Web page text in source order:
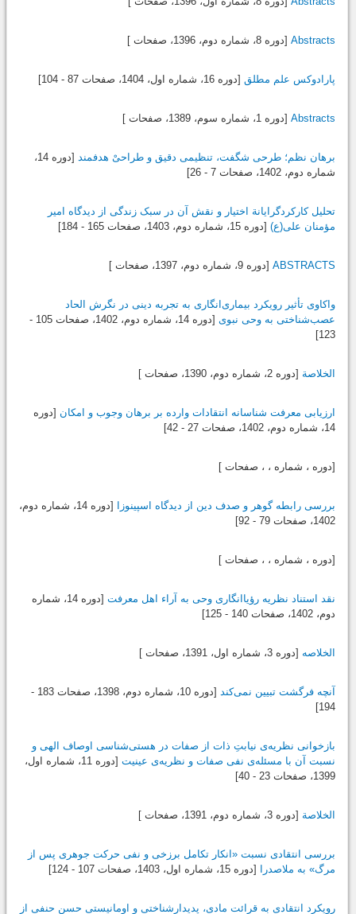
Abstracts [دوره 8، شماره دوم، 1396، صفحات ]
پارادوکس علم مطلق [دوره 16، شماره اول، 1404، صفحات 87 - 104]
Abstracts [دوره 1، شماره سوم، 1389، صفحات ]
برهان نظم؛ طرحی شگفت، تنظیمی دقیق و طراحیْ هدفمند
[دوره 14،
شماره دوم، 1402، صفحات 7 - 26]
تحلیل کارکردگرایانة اختیار و نقش آن در سبک زندگی از دیدگاه امیر
مؤمنان علی(ع) [دوره 15، شماره دوم، 1403، صفحات 165 - 184]
ABSTRACTS [دوره 9، شماره دوم، 1397، صفحات ]
واکاوی تأثیر رویکرد بیماری‌انگاری به تجربه دینی در نگرش الحاد
عصب‌شناختی به وحی نبوی [دوره 14، شماره دوم، 1402
، صفحات 105 -
123]
الخلاصة [دوره 2، شماره دوم، 1390، صفحات ]
ارزیابی معرفت شناسانه انتقادات وارده بر برهان وجوب و امکان [دوره
14، شماره دوم،
1402، صفحات 27 - 42]
[دوره ، شماره ، ، صفحات ]
بررسی رابطه گوهر و صدف دین از دیدگاه اسپینوزا [دوره 14، شماره دوم،
1402، صفحات 79 - 92]
[دوره ، شماره ، ، صفحات ]
نقد استناد نظریه رؤیاانگاری وحی به آراء اهل معرفت
[دوره 14، شماره
دوم، 1402، صفحات 140 - 125]
الخلاصه [دوره 3، شماره اول، 1391، صفحات ]
آنچه فرگشت تبیین نمی‌کند [دوره 10، شماره دوم، 1398
، صفحات 183 -
194]
بازخوانی نظریه‌ی نیابتِ ذات از صفات در هستی‌شناسی اوصاف الهی و
نسبت آن با مسئله‌ی نفی صفات و نظریه‌ی عینیت [دوره 11، شماره اول،
1399، صفحات 23 - 40]
الخلاصة [دوره 3، شماره دوم، 1391، صفحات ]
بررسی انتقادی نسبت «انکار تکامل برزخی و نفی حرکت جوهری پس از
مرگ» به ملاصدرا [دوره 15، شماره اول، 1403، صفحات 107 - 124]
رویکرد انتقادی به قرائت مادی، پدیدارشناختی و اومانیستی حسن حنفی از